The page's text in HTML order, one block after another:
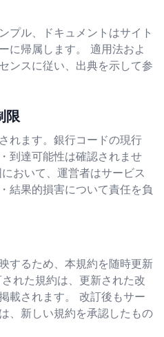
プル、ドキュメントはサイト
に帰属します。 適用法およ
ンスに従い、出典を示して参
限
れます。銀行コードの現行
到達可能性は確認されませ
おいて、運営者はサービス
結果的損害について責任を負
するため、本規約を随時更新
れた規約は、更新された改
載されます。 改訂後もサー
、新しい規約を承認したもの